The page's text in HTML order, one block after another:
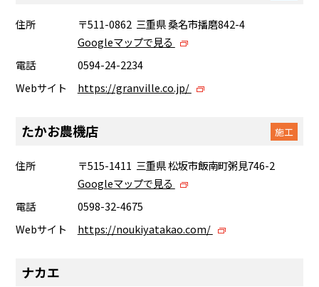
住所
〒511-0862 三重県 桑名市播磨842-4
Googleマップで見る
電話
0594-24-2234
Webサイト
https://granville.co.jp/
たかお農機店 施工
住所
〒515-1411 三重県 松坂市飯南町粥見746-2
Googleマップで見る
電話
0598-32-4675
Webサイト
https://noukiyatakao.com/
ナカエ